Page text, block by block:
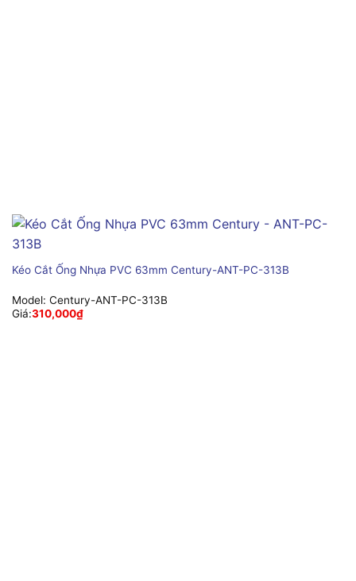
Kéo Cắt Ống Nhựa PVC 63mm Century-ANT-PC-313B
Model: Century-ANT-PC-313B
Giá:310,000₫